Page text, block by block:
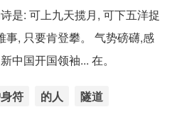
是: 可上九天揽月, 可下五洋捉
事, 只要肯登攀。 气势磅礴,感
中国开国领袖... 在。
符 的人 隧道